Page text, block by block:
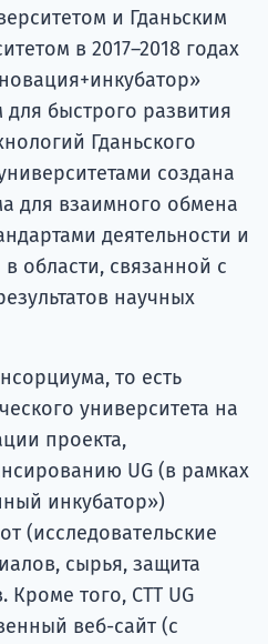
и Гданьским
в 2017–2018 годах
быстрого развития
Гданьского
создана
для взаимного обмена
деятельности и
​​области, связанной с
научных
то есть
университета на
проекта,
UG (в рамках
инкубатор»)
(исследовательские
сырья, защита
Кроме того, CTT UG
веб-сайт (с